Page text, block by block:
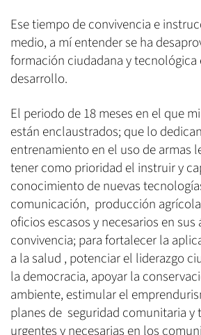
Ese tiempo de convivencia e
medio, a mí entender se ha
formación ciudadana y tecnológica
desarrollo.
El periodo de 18 meses en el que
están enclaustrados; que lo
entrenamiento en el uso de armas
tener como prioridad el instruir y
conocimiento de nuevas
comunicación, producción
oficios escasos y necesarios en sus
convivencia; para fortalecer la
a la salud , potenciar el liderazgo
la democracia, apoyar la
ambiente, estimular el
planes de seguridad comunitaria y
urgentes y necesarias en los